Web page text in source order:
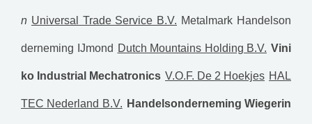
n Universal Trade Service B.V. Metalmark Handelson
derneming IJmond Dutch Mountains Holding B.V. Vini
ko Industrial Mechatronics V.O.F. De 2 Hoekjes HAL
TEC Nederland B.V. Handelsonderneming Wiegerin